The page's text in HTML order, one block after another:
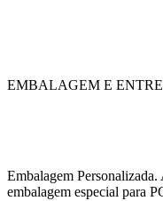
EMBALAGEM E
Embalagem Personalizada.
embalagem especial para